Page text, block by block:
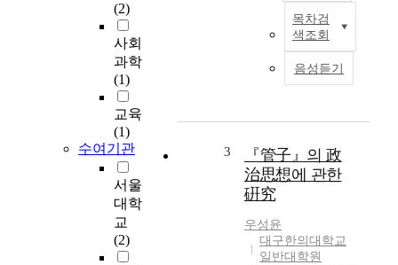
(2)
사회
과학
(1)
교육
(1)
수여기관
서울
대학
교
(2)
목차검
색조회
음성듣기
3
『管子』의 政
治思想에 관한
硏究
우성윤
대구한의대학교
일반대학원